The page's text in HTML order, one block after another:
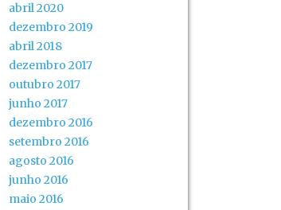
abril 2020
dezembro 2019
abril 2018
dezembro 2017
outubro 2017
junho 2017
dezembro 2016
setembro 2016
agosto 2016
junho 2016
maio 2016